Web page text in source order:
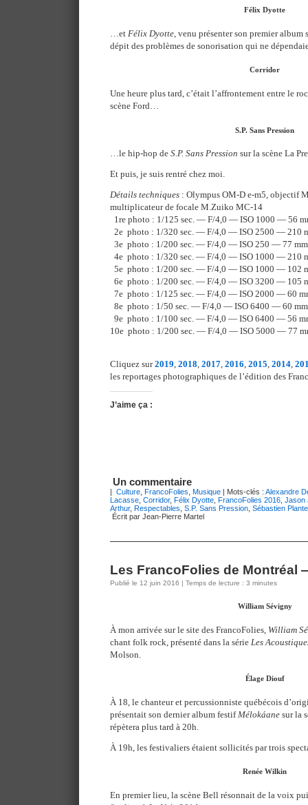
Félix Dyotte
…et Félix Dyotte , venu présenter son premier
dépit des problèmes de sonorisation qui ne
Corridor
Une heure plus tard, c’était l’affrontement entre le
scène Ford…
S.P. Sans Pression
…le hip-hop de S.P. Sans Pression sur la scène La
Et puis, je suis rentré chez moi.
Détails techniques : Olympus OM-D e-m5, objectif
multiplicateur de focale M.Zuiko MC-14
1re photo : 1/125 sec. — F/4,0 — ISO 1000 — 56
2e photo : 1/320 sec. — F/4,0 — ISO 2500 — 210
3e photo : 1/200 sec. — F/4,0 — ISO 250 — 77 mm
4e photo : 1/320 sec. — F/4,0 — ISO 1000 — 210
5e photo : 1/200 sec. — F/4,0 — ISO 1000 — 102
6e photo : 1/200 sec. — F/4,0 — ISO 3200 — 105
7e photo : 1/125 sec. — F/4,0 — ISO 2000 — 60
8e photo : 1/50 sec. — F/4,0 — ISO 6400 — 60 mm
9e photo : 1/100 sec. — F/4,0 — ISO 6400 — 56
10e photo : 1/200 sec. — F/4,0 — ISO 5000 — 77
Cliquez sur2019, 2018, 2017, 2016, 2015, 2014,
les reportages photographiques de l’édition des
J’aime ça :
Un commentaire
Culture FrancoFolies Musique | Mots-clés : Alexandre
Lacasse Corridor, Félix Dyotte FrancoFolies 2016 Jason
Arthur, Respectables S.P. Sans Pression Sébastien Plante
Écrit par Jean-Pierre Martel
Les FrancoFolies de Montréal
Publié le 12 juin 2016 | Temps de lecture : 3 minutes
William Sévigny
À mon arrivée sur le site des FrancoFolies, William
chant folk rock, présenté dans la série Les
Molson.
Élage Diouf
À 18, le chanteur et percussionniste québécois
présentait son dernier album festif Mélokáane sur la
répètera plus tard à 20h.
À 19h, les festivaliers étaient sollicités par trois
Renée Wilkin
En premier lieu, la scène Bell résonnait de la voix